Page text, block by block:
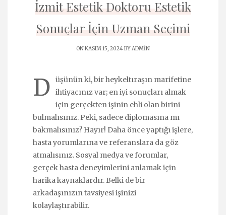
İzmit Estetik Doktoru Estetik
Sonuçlar İçin Uzman Seçimi
ON KASIM 15, 2024 BYADMIN
D
üşünün ki, bir heykeltıraşın marifetine
ihtiyacınız var; en iyi sonuçları almak
için gerçekten işinin ehli olan birini
bulmalısınız. Peki, sadece diplomasına mı
bakmalısınız? Hayır! Daha önce yaptığı işlere,
hasta yorumlarına ve referanslara da göz
atmalısınız. Sosyal medya ve forumlar,
gerçek hasta deneyimlerini anlamak için
harika kaynaklardır. Belki de bir
arkadaşınızın tavsiyesi işinizi
kolaylaştırabilir.